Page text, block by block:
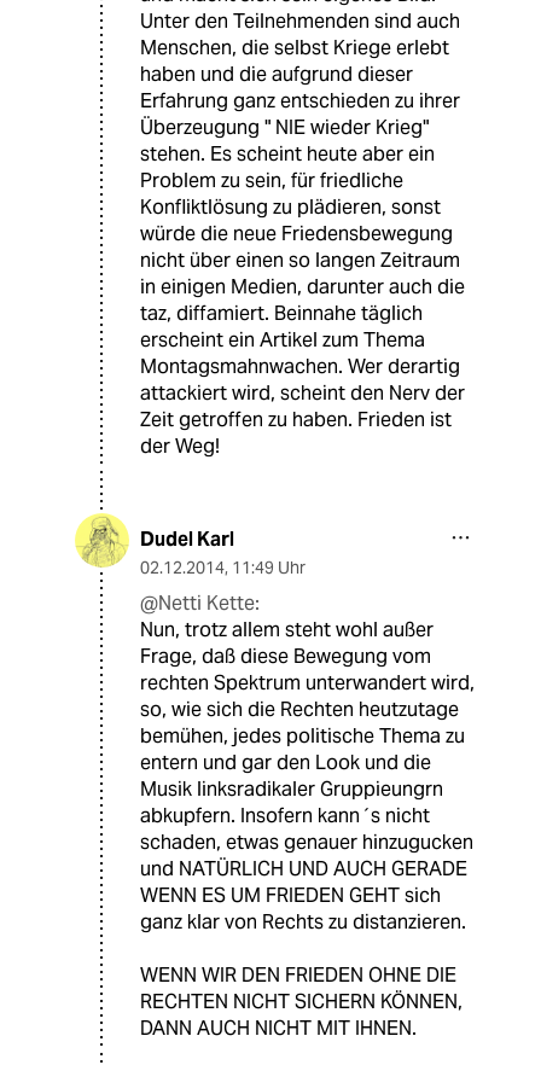
Unter den Teilnehmenden sind auch
Menschen, die selbst Kriege erlebt
haben und die aufgrund dieser
Erfahrung ganz entschieden zu ihrer
Überzeugung " NIE wieder Krieg"
stehen. Es scheint heute aber ein
Problem zu sein, für friedliche
Konfliktlösung zu plädieren, sonst
würde die neue Friedensbewegung
nicht über einen so langen Zeitraum
in einigen Medien, darunter auch die
taz, diffamiert. Beinnahe täglich
erscheint ein Artikel zum Thema
Montagsmahnwachen. Wer derartig
attackiert wird, scheint den Nerv der
Zeit getroffen zu haben. Frieden ist
der Weg!
Dudel Karl
02.12.2014, 11:49 Uhr
@Netti Kette:
Nun, trotz allem steht wohl außer
Frage, daß diese Bewegung vom
rechten Spektrum unterwandert wird,
so, wie sich die Rechten heutzutage
bemühen, jedes politische Thema zu
entern und gar den Look und die
Musik linksradikaler Gruppieungrn
abkupfern. Insofern kann´s nicht
schaden, etwas genauer hinzugucken
und NATÜRLICH UND AUCH GERADE
WENN ES UM FRIEDEN GEHT sich
ganz klar von Rechts zu distanzieren.
WENN WIR DEN FRIEDEN OHNE DIE
RECHTEN NICHT SICHERN KÖNNEN,
DANN AUCH NICHT MIT IHNEN.